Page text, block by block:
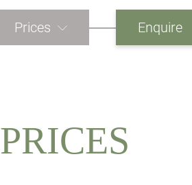
Prices Enquire
PRICES